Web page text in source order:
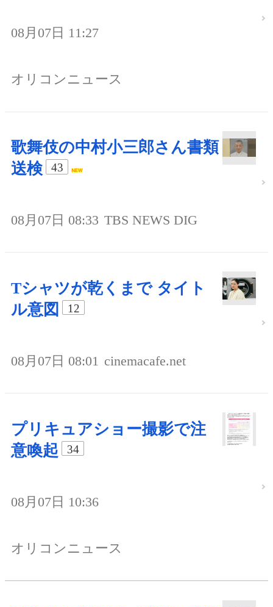
08月07日 11:27
オリコンニュース
歌舞伎の中村小三郎さん書類
送検
43
08月07日 08:33 TBS NEWS DIG
Tシャツが乾くまで タイト
ル意図
12
08月07日 08:01 cinemacafe.net
プリキュアショー撮影で注
意喚起
34
08月07日 10:36
オリコンニュース